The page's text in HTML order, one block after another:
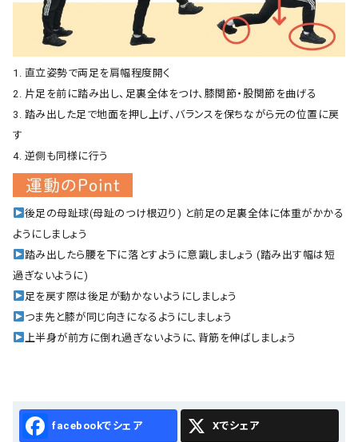
1. 直立姿勢で両足を肩幅程度開く
2. 片足を前に踏み出し、足裏全体をつけ、膝関節・股関節を曲げる
3. 踏み出した足で地面を押し上げ、バランスを保ちながら元の位置に戻
す
4. 逆側も同様に行う
後足の母趾球(母趾のつけ根辺り) と前足の足裏全体に体重がかかる
ようにしましょう
踏み出したら腰を下に落とすように意識しましょう (踏み出す幅は短
過ぎないように)
足を戻す際は後足が動かないようにしましょう
つま先と膝が同じ向きになるようにしましょう
上半身が前方に倒れ過ぎないように、背筋を伸ばしましょう
Facebook X